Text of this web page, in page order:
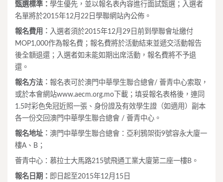
甄選標準： 學生優先，並以報名表內容進行面試甄選；入選者
名單將於2015年12月22日學聯網站內公佈。
報名費用︰ 入選者須於2015年12月29日前到學聯會址繳付
MOP1,000作為報名費；報名費將於活動結束並遞交活動報告
後全額退還；入選者如未能如期出席活動，報名費將不予退
還。
報名方法︰ 報名表可於澳門中華學生聯合總會/ 薈青中心索取，
或於本會網站www.aecm.org.mo下載；填妥報名表格後，連同
1.5吋彩色免冠近照一張、身份證及有效學生證（如適用）副本
各一份交回澳門中華學生聯合總會 / 薈青中心。
報名地址︰ 澳門中華學生聯合總會：亞利鴉架街9號容永大廈一
樓A、B；
薈青中心：慕拉士大馬路215號飛通工業大廈第二座一樓B。
報名日期 ： 即日起至2015年12月15日